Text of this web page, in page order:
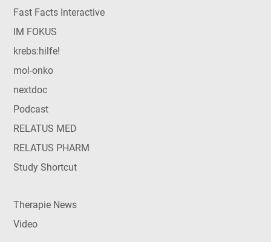
Fast Facts Interactive
IM FOKUS
krebs:hilfe!
mol-onko
nextdoc
Podcast
RELATUS MED
RELATUS PHARM
Study Shortcut
Therapie News
Video